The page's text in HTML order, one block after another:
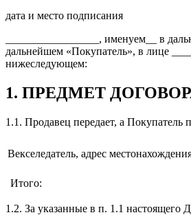
дата и место подписания
_________________, именуем__ в
дальнейшем «Покупатель», в лице
нижеследующем:
1. ПРЕДМЕТ
1.1. Продавец передает, а Покупатель
Векселедатель, адрес
Итого:
1.2. За указанные в п. 1.1 настоящего